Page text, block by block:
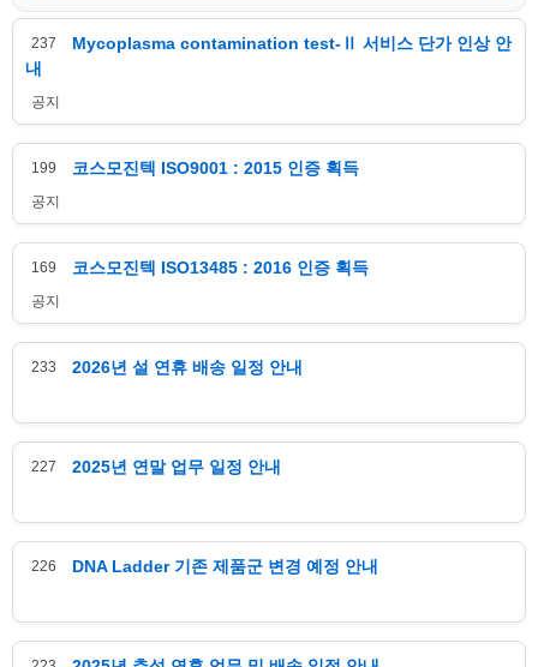
237
Mycoplasma contamination test-Ⅱ 서비스 단가 인상 안
내
공지
199 코스모진텍 ISO9001 : 2015 인증 획득
공지
169 코스모진텍 ISO13485 : 2016 인증 획득
공지
233 2026년 설 연휴 배송 일정 안내
227 2025년 연말 업무 일정 안내
226 DNA Ladder 기존 제품군 변경 예정 안내